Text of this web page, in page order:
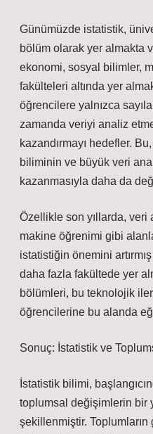
Günümüzde istatistik,
bölüm olarak yer almakta
ekonomi, sosyal bilimler,
fakülteleri altında yer
öğrencilere yalnızca
zamanda veriyi analiz
kazandırmayı hedefler.
biliminin ve büyük veri
kazanmasıyla daha da
Özellikle son yıllarda,
makine öğrenimi gibi
istatistiğin önemini
daha fazla fakültede yer
bölümleri, bu teknolojik
öğrencilerine bu alanda
Sonuç: İstatistik ve
İstatistik bilimi,
toplumsal değişimlerin bir
şekillenmiştir.